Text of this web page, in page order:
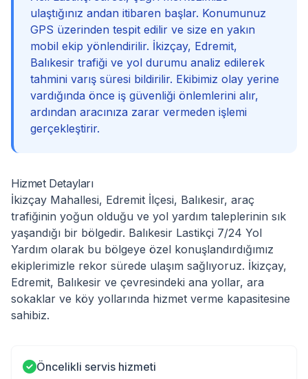
ulaştığınız andan itibaren başlar. Konumunuz
GPS üzerinden tespit edilir ve size en yakın
mobil ekip yönlendirilir. İkizçay, Edremit,
Balıkesir trafiği ve yol durumu analiz edilerek
tahmini varış süresi bildirilir. Ekibimiz olay yerine
vardığında önce iş güvenliği önlemlerini alır,
ardından aracınıza zarar vermeden işlemi
gerçekleştirir.
Hizmet Detayları
İkizçay Mahallesi, Edremit İlçesi, Balıkesir, araç
trafiğinin yoğun olduğu ve yol yardım taleplerinin sık
yaşandığı bir bölgedir. Balıkesir Lastikçi 7/24 Yol
Yardım olarak bu bölgeye özel konuşlandırdığımız
ekiplerimizle rekor sürede ulaşım sağlıyoruz. İkizçay,
Edremit, Balıkesir ve çevresindeki ana yollar, ara
sokaklar ve köy yollarında hizmet verme kapasitesine
sahibiz.
Öncelikli servis hizmeti